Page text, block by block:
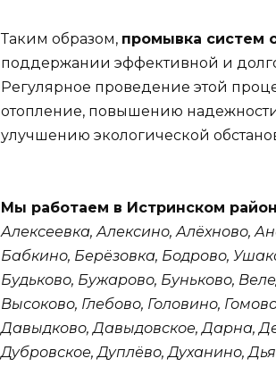
Таким образом, промывка систем
поддержании эффективной и
Регулярное проведение этой
отопление, повышению
улучшению экологической
Мы работаем в Истринском
Алексеевка, Алексино, Алёхново,
Бабкино, Берёзовка, Бодрово,
Будьково, Бужарово, Буньково,
Высоково, Глебово, Головино,
Давыдково, Давыдовское, Дарна,
Дубровское, Дуплёво, Духанино,